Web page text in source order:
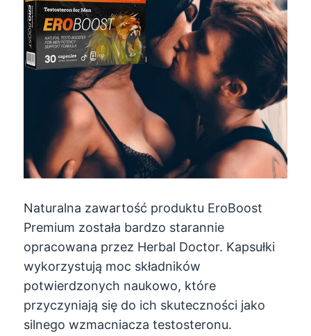
Naturalna zawartość produktu EroBoost
Premium została bardzo starannie
opracowana przez Herbal Doctor. Kapsułki
wykorzystują moc składników
potwierdzonych naukowo, które
przyczyniają się do ich skuteczności jako
silnego wzmacniacza testosteronu.